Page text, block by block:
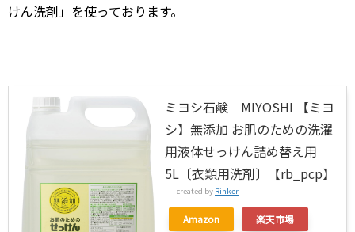
けん洗剤」を使っております。
ミヨシ石鹸｜MIYOSHI 【ミヨ
シ】無添加 お肌のための洗濯
用液体せっけん詰め替え用
5L〔衣類用洗剤〕【rb_pcp】
created by Rinker
Amazon
楽天市場